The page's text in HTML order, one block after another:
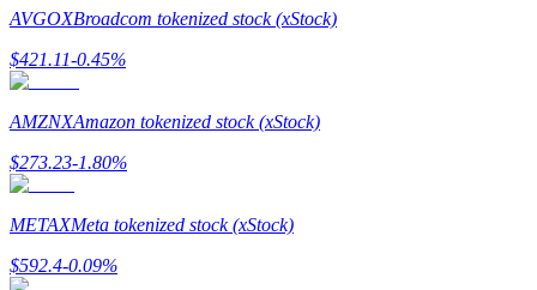
Strategie handlowe
Dowiedz się, jak zachować rentowność
AVGOXBroadcom tokenized stock (xStock)
$421.11-0.45%
AMZNXAmazon tokenized stock (xStock)
$273.23-1.80%
METAXMeta tokenized stock (xStock)
$592.4-0.09%